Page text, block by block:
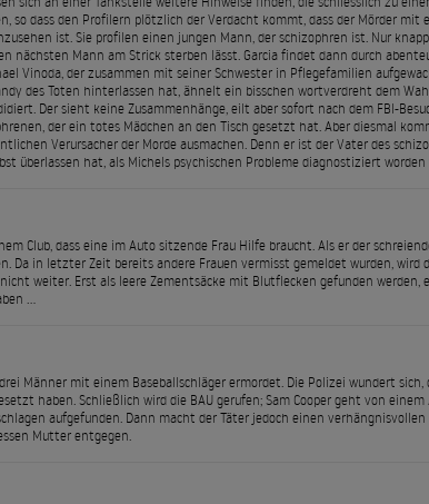
so dass den Profilern plötzlich der Verdacht kommt, dass der Mörder mit
ist. Sie profilen einen jungen Mann, der schizophren ist. Nur
nächsten Mann am Strick sterben lässt. Garcia findet dann durch
Vinoda, der zusammen mit seiner Schwester in Pflegefamilien
des Toten hinterlassen hat, ähnelt ein bisschen wortverdreht dem
Der sieht keine Zusammenhänge, eilt aber sofort nach dem FBI-
der ein totes Mädchen an den Tisch gesetzt hat. Aber diesmal
Verursacher der Morde ausmachen. Denn er ist der Vater des
überlassen hat, als Michels psychischen Probleme diagnostiziert worden
Club, dass eine im Auto sitzende Frau Hilfe braucht. Als er der
Da in letzter Zeit bereits andere Frauen vermisst gemeldet wurden, wird
weiter. Erst als leere Zementsäcke mit Blutflecken gefunden werden,
…
Männer mit einem Baseballschläger ermordet. Die Polizei wundert sich,
haben. Schließlich wird die BAU gerufen; Sam Cooper geht von einem
aufgefunden. Dann macht der Täter jedoch einen
Mutter entgegen.